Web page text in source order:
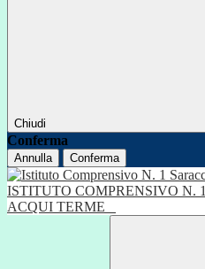
Chiudi
Conferma
Annulla Conferma
ISTITUTO COMPRENSIVO N. 1
ACQUI TERME